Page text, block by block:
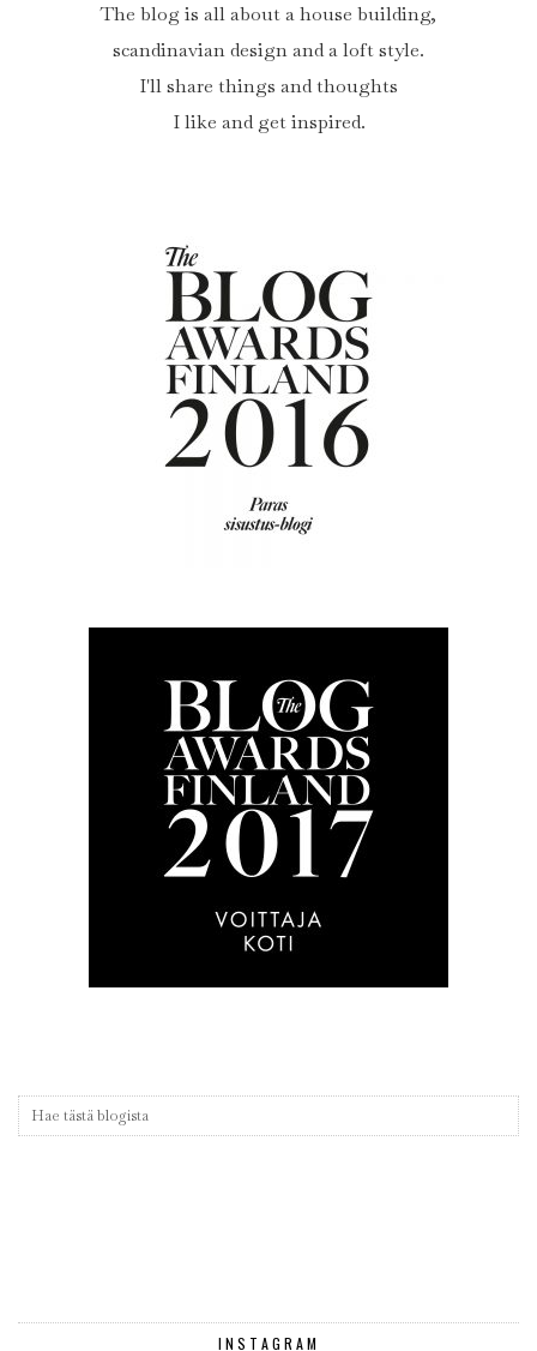
The blog is all about a house building,
scandinavian design and a loft style.
I'll share things and thoughts
I like and get inspired.
INSTAGRAM